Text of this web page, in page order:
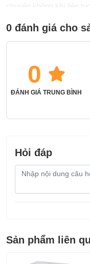
chuyển không khí liên
0 đánh giá cho
0
ĐÁNH GIÁ TRUNG BÌNH
Hỏi đáp
Nội
câu
Sản phẩm liên